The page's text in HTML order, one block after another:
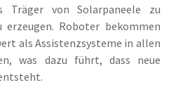
Träger von Solarpaneele zu
Roboter bekommen
als Assistenzsysteme in allen
was dazu führt, dass neue